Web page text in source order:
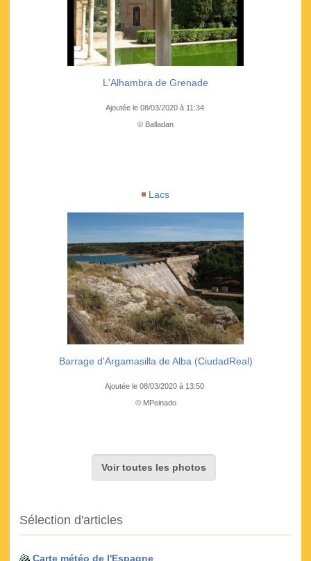
L'Alhambra de Grenade
Ajoutée le 08/03/2020 à 11:34
© Balladan
Lacs
Barrage d'Argamasilla de Alba (CiudadReal)
Ajoutée le 08/03/2020 à 13:50
© MPeinado
Voir toutes les photos
Sélection d'articles
Carte météo de l'Espagne